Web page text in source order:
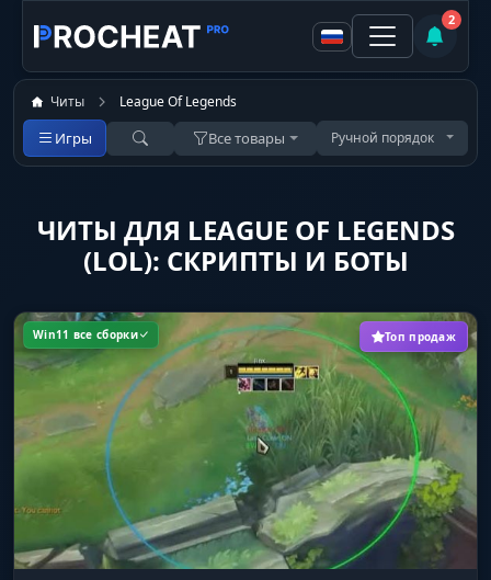
2
Читы League Of Legends
Игры Все товары Ручной порядок
ЧИТЫ ДЛЯ LEAGUE OF LEGENDS
(LOL): СКРИПТЫ И БОТЫ
Win11 все сборки Топ продаж